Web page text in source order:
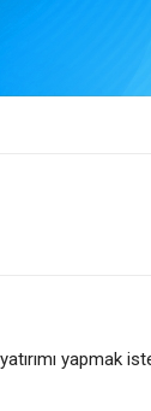
yapmak